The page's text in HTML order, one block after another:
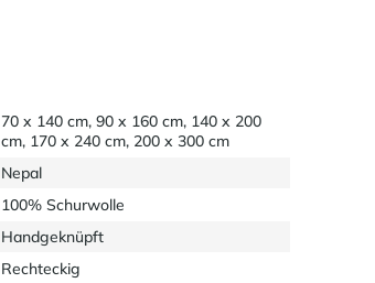
70 x 140 cm, 90 x 160 cm, 140 x 200
cm, 170 x 240 cm, 200 x 300 cm
Nepal
100% Schurwolle
Handgeknüpft
Rechteckig